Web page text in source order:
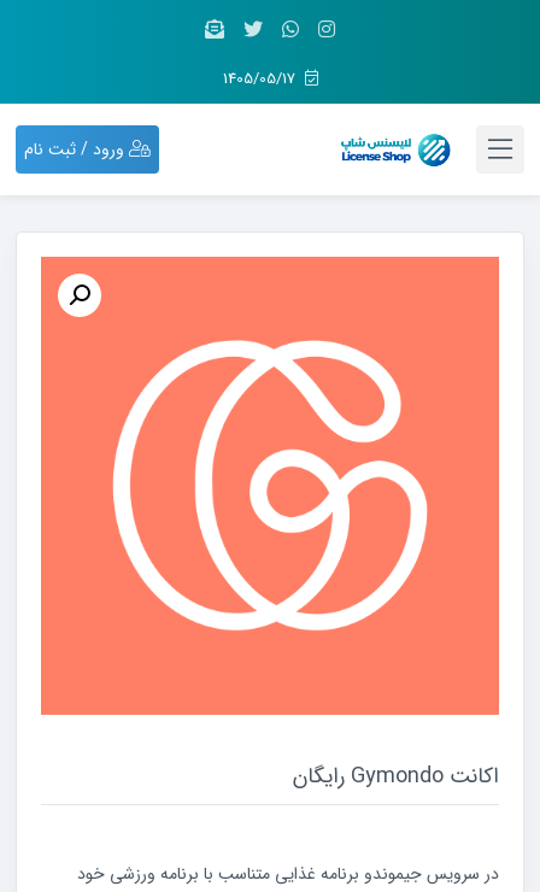
1405/05/17
ورود / ثبت نام
اکانت Gymondo رایگان
در سرویس جیموندو برنامه غذایی متناسب با برنامه ورزشی خود